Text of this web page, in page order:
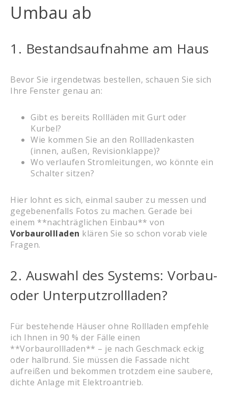
Umbau ab
1. Bestandsaufnahme am Haus
Bevor Sie irgendetwas bestellen, schauen Sie sich
Ihre Fenster genau an:
Gibt es bereits Rollläden mit Gurt oder
Kurbel?
Wie kommen Sie an den Rollladenkasten
(innen, außen, Revisionklappe)?
Wo verlaufen Stromleitungen, wo könnte ein
Schalter sitzen?
Hier lohnt es sich, einmal sauber zu messen und
gegebenenfalls Fotos zu machen. Gerade bei
einem **nachträglichen Einbau** von
Vorbaurollladen klären Sie so schon vorab viele
Fragen.
2. Auswahl des Systems: Vorbau-
oder Unterputzrollladen?
Für bestehende Häuser ohne Rollladen empfehle
ich Ihnen in 90 % der Fälle einen
**Vorbaurollladen** – je nach Geschmack eckig
oder halbrund. Sie müssen die Fassade nicht
aufreißen und bekommen trotzdem eine saubere,
dichte Anlage mit Elektroantrieb.